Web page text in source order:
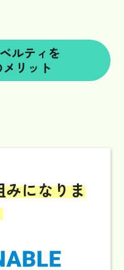
ルティを
リット
みになりま